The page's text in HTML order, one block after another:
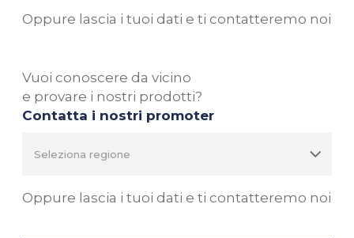
Oppure lascia i tuoi dati e ti contatteremo noi
Vuoi conoscere da vicino
e provare i nostri prodotti?
Contatta i nostri promoter
Oppure lascia i tuoi dati e ti contatteremo noi